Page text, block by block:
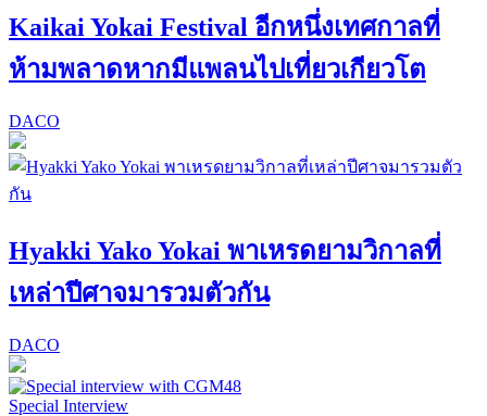
Kaikai Yokai Festival อีกหนึ่งเทศกาลที่
ห้ามพลาดหากมีแพลนไปเที่ยวเกียวโต
DACO
Hyakki Yako Yokai พาเหรดยามวิกาลที่
เหล่าปีศาจมารวมตัวกัน
DACO
Special Interview